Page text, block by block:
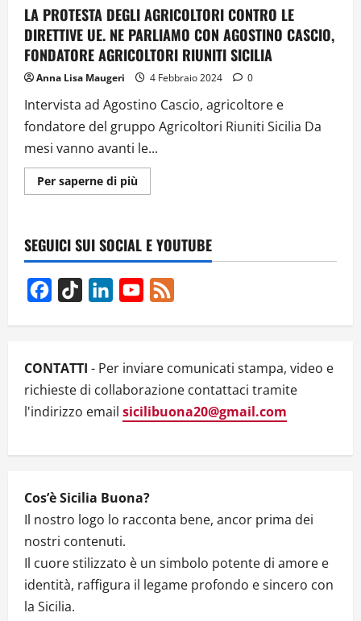
LA PROTESTA DEGLI AGRICOLTORI CONTRO LE
DIRETTIVE UE. NE PARLIAMO CON AGOSTINO CASCIO,
FONDATORE AGRICOLTORI RIUNITI SICILIA
Anna Lisa Maugeri 4 Febbraio 2024 0
Intervista ad Agostino Cascio, agricoltore e
fondatore del gruppo Agricoltori Riuniti Sicilia Da
mesi vanno avanti le...
Per saperne di piùUlteriori
informazioni
DEGLI
AGRICOLTORI
CONTRO
DIRETTIVE
UE.
NE
CON
FONDATORE
AGRICOLTORI
RIUNITI
SICILIA
SEGUICI SUI SOCIAL E YOUTUBE
Facebook
TikTok LinkedInYouTube
CONTATTI - Per inviare comunicati stampa, video e
richieste di collaborazione contattaci tramite
l'indirizzo email sicilibuona20@gmail.com
Cos’è Sicilia Buona?
Il nostro logo lo racconta bene, ancor prima dei
nostri contenuti.
Il cuore stilizzato è un simbolo potente di amore e
identità, raffigura il legame profondo e sincero con
la Sicilia.